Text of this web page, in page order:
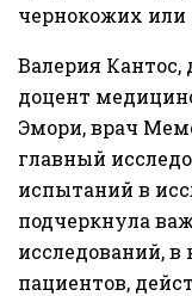
чернокожих
Валерия
доцент
Эмори, врач
главный
испытаний в
подчеркнула
исследований,
пациентов,